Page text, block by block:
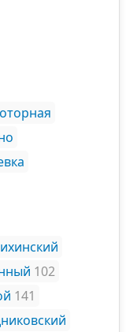
102
141